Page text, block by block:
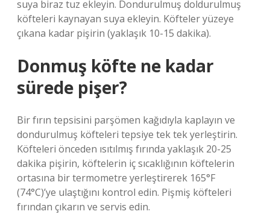
suya biraz tuz ekleyin. Dondurulmuş doldurulmuş
köfteleri kaynayan suya ekleyin. Köfteler yüzeye
çıkana kadar pişirin (yaklaşık 10-15 dakika).
Donmuş köfte ne kadar
sürede pişer?
Bir fırın tepsisini parşömen kağıdıyla kaplayın ve
dondurulmuş köfteleri tepsiye tek tek yerleştirin.
Köfteleri önceden ısıtılmış fırında yaklaşık 20-25
dakika pişirin, köftelerin iç sıcaklığının köftelerin
ortasına bir termometre yerleştirerek 165°F
(74°C)’ye ulaştığını kontrol edin. Pişmiş köfteleri
fırından çıkarın ve servis edin.